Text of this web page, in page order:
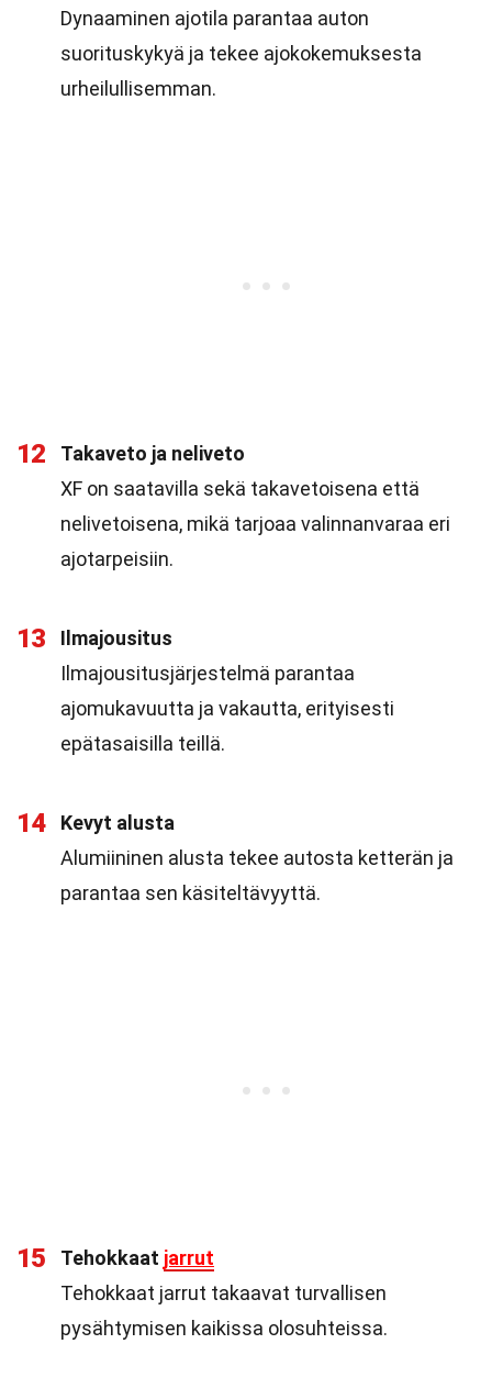
Dynaaminen ajotila parantaa auton
suorituskykyä ja tekee ajokokemuksesta
urheilullisemman.
12
Takaveto ja neliveto
XF on saatavilla sekä takavetoisena että
nelivetoisena, mikä tarjoaa valinnanvaraa eri
ajotarpeisiin.
13
Ilmajousitus
Ilmajousitusjärjestelmä parantaa
ajomukavuutta ja vakautta, erityisesti
epätasaisilla teillä.
14
Kevyt alusta
Alumiininen alusta tekee autosta ketterän ja
parantaa sen käsiteltävyyttä.
15 Tehokkaat jarrut
Tehokkaat jarrut takaavat turvallisen
pysähtymisen kaikissa olosuhteissa.